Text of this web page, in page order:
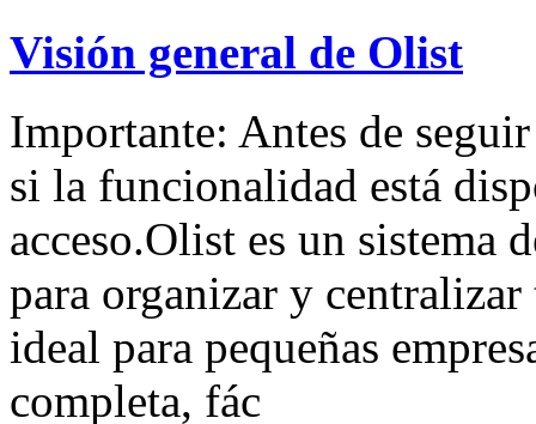
Visión general de Olist
Importante: Antes de
si la funcionalidad está
acceso.Olist es un sistema
para organizar y
ideal para pequeñas
completa, fác